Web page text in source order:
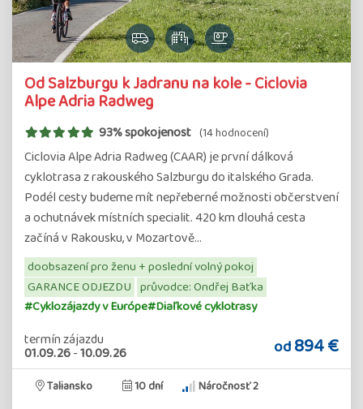
Od Salzburgu k Jadranu na kole - Ciclovia
Alpe Adria Radweg
93% spokojenost (14 hodnocení)
Ciclovia Alpe Adria Radweg (CAAR) je první dálková
cyklotrasa z rakouského Salzburgu do italského Grada.
Podél cesty budeme mít nepřeberné možnosti občerstvení
a ochutnávek místních specialit. 420 km dlouhá cesta
začíná v Rakousku, v Mozartově…
doobsazení pro ženu + poslední volný pokoj
GARANCE ODJEZDU průvodce: Ondřej Baťka
#Cyklozájazdy v Európe#Diaľkové cyklotrasy
termín zájazdu
01.09.26-10.09.26 od894 €
Taliansko 10 dní Náročnosť 2